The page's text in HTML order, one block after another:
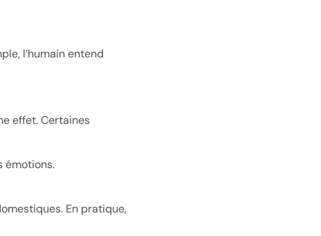
l’humain entend
effet. Certaines
émotions.
En pratique,